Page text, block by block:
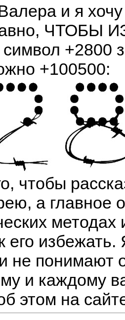
и я
символ +2800
+100500:
чтобы
а главное
его
не понимают
и каждому
этом на